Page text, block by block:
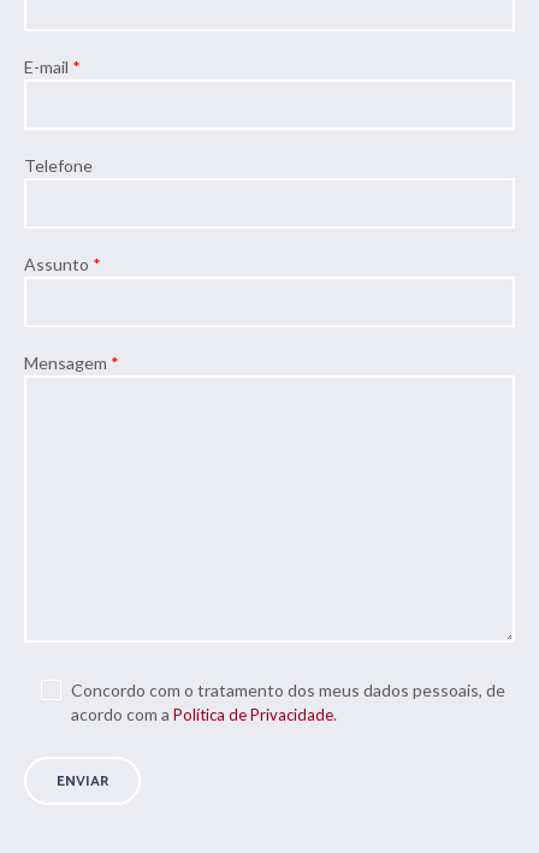
E-mail *
Telefone
Assunto *
Mensagem *
Concordo com o tratamento dos meus dados pessoais, de
acordo com aPolítica de Privacidade.